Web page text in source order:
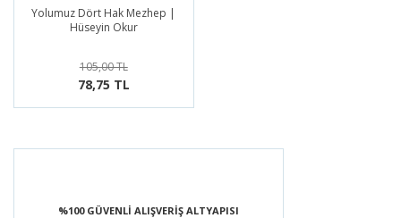
Yolumuz Dört Hak Mezhep |
Hüseyin Okur
105,00 TL
78,75 TL
%100 GÜVENLİ ALIŞVERİŞ ALTYAPISI